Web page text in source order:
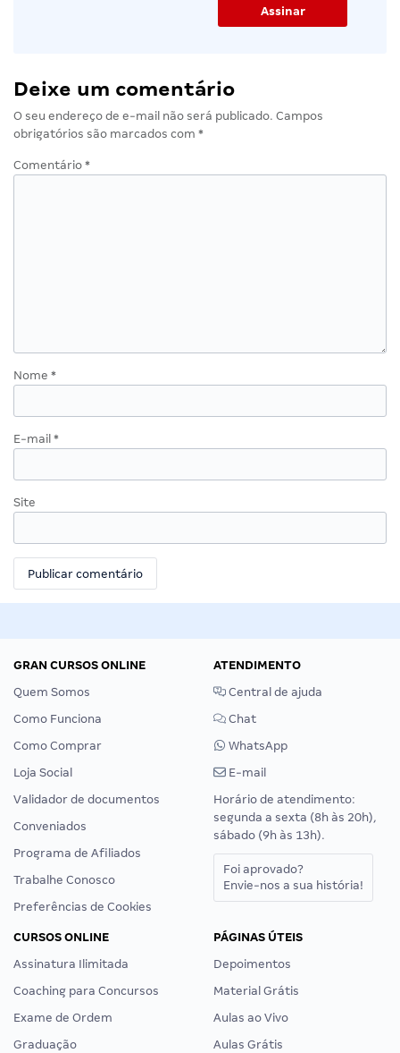
Deixe um comentário
O seu endereço de e-mail não será publicado. Campos
obrigatórios são marcados com *
Comentário *
Nome *
E-mail *
Site
GRAN CURSOS ONLINE
Quem Somos
Como Funciona
Como Comprar
Loja Social
Validador de documentos
Conveniados
Programa de Afiliados
Trabalhe Conosco
Preferências de Cookies
ATENDIMENTO
Central de ajuda
Chat
WhatsApp
E-mail
Horário de atendimento:
segunda a sexta (8h às 20h),
sábado (9h às 13h).
Foi aprovado?
Envie-nos a sua história!
CURSOS ONLINE
Assinatura Ilimitada
Coaching para Concursos
Exame de Ordem
Graduação
PÁGINAS ÚTEIS
Depoimentos
Material Grátis
Aulas ao Vivo
Aulas Grátis